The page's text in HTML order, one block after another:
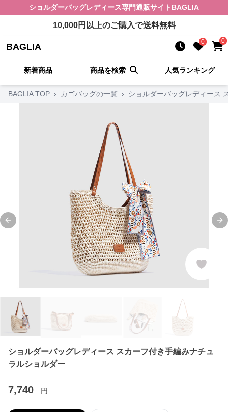
ショルダーバッグレディース専門通販サイト BAGLIA
10,000円以上のご購入で送料無料
BAGLIA 0 0
新着商品 商品を検索 人気ランキング
BAGLIA TOP › カゴバッグの一覧 › ショルダーバッグレディース
Previous slide
ショルダーバッグレディース スカーフ付き手編みナチュ
ラルショルダー
7,740 円